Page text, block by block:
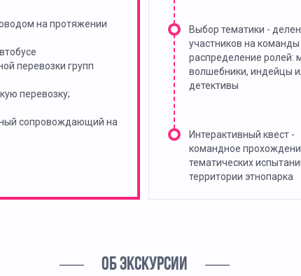
на протяжении
перевозки групп
перевозку;
сопровождающий на
Выбор тематики -
участников на команды
распределение ролей:
волшебники, индейцы
детективы
Интерактивный квест -
командное
тематических
территории этнопарка
ОБ ЭКСКУРСИИ